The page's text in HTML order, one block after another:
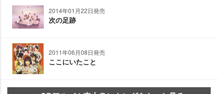
2014年01月22日発売
次の足跡
2011年06月08日発売
ここにいたこと